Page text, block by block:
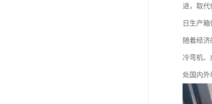
进，取代
日生产箱
随着经
冷弯机
处国内外